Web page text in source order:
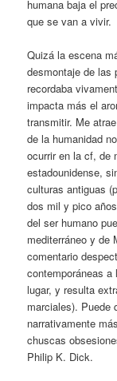
humana baja el
que se van a vivir.
Quizá la escena
desmontaje de las
recordaba
impacta más el
transmitir. Me
de la humanidad
ocurrir en la cf, de
estadounidense,
culturas antiguas
dos mil y pico
del ser humano
mediterráneo y de
comentario
contemporáneas
lugar, y resulta
marciales). Puede
narrativamente
chuscas
Philip K. Dick.